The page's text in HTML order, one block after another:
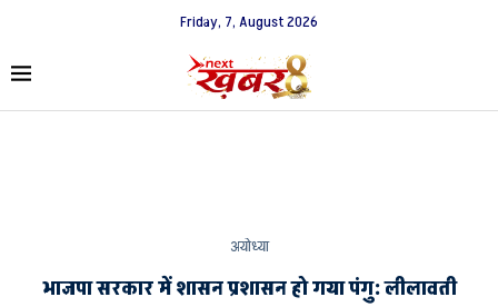
Friday, 7, August 2026
अयोध्या
भाजपा सरकार में शासन प्रशासन हो गया पंगु: लीलावती